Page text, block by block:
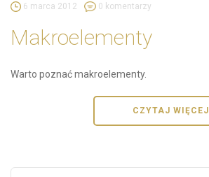
6 marca 2012 0 komentarzy
Makroelementy
Warto poznać makroelementy.
CZYTAJ WIĘCEJ